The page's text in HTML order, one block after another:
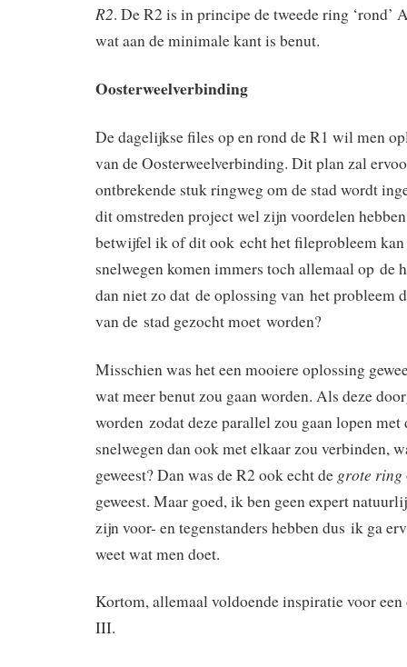
R2. De R2 is in principe de tweede ring ‘rond’
wat aan de minimale kant is benut.
Oosterweelverbinding
De dagelijkse files op en rond de R1 wil men
van de Oosterweelverbinding. Dit plan zal
ontbrekende stuk ringweg om de stad wordt
dit omstreden project wel zijn voordelen
betwijfel ik of dit ook echt het fileprobleem kan
snelwegen komen immers toch allemaal op de
dan niet zo dat de oplossing van het probleem
van de stad gezocht moet worden?
Misschien was het een mooiere oplossing
wat meer benut zou gaan worden. Als deze
worden zodat deze parallel zou gaan lopen met
snelwegen dan ook met elkaar zou verbinden,
geweest? Dan was de R2 ook echt de grote ring
geweest. Maar goed, ik ben geen expert
zijn voor- en tegenstanders hebben dus ik ga
weet wat men doet.
Kortom, allemaal voldoende inspiratie voor
III.